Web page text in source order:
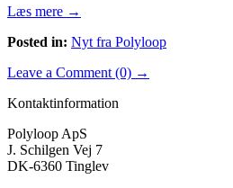
Læs mere →
Posted in: Nyt fra Polyloop
Leave a Comment (0) →
Kontaktinformation
Polyloop ApS
J. Schilgen Vej 7
DK-6360 Tinglev